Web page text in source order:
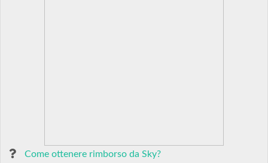
Come ottenere rimborso da Sky?